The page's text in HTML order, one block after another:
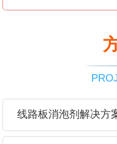
线路板消泡剂解决方